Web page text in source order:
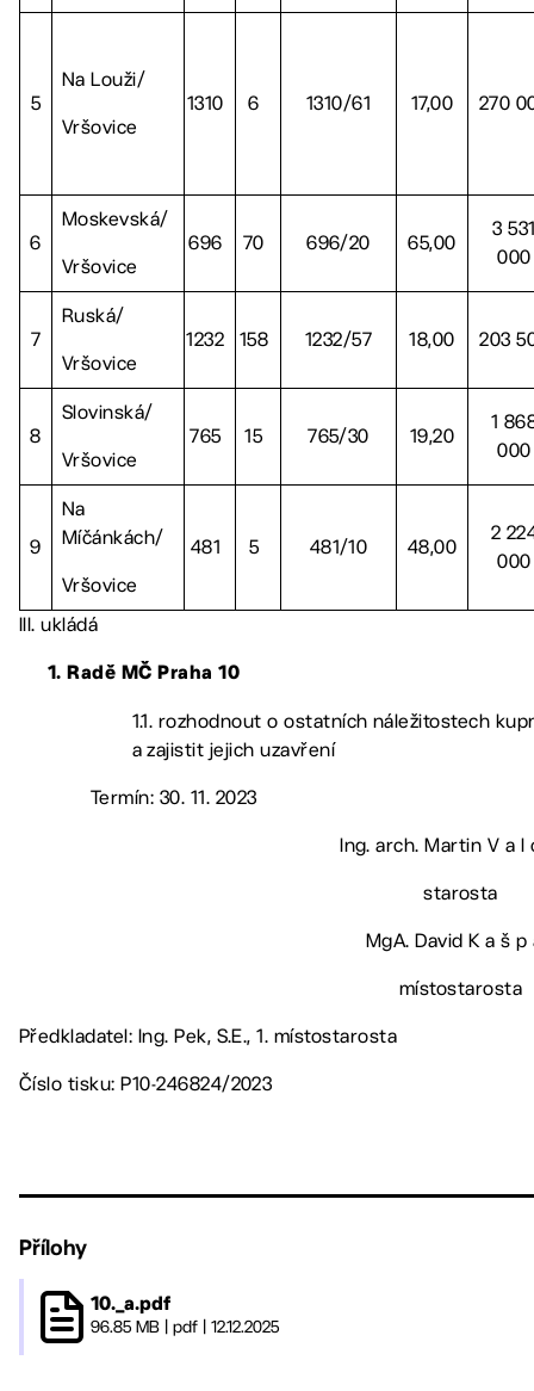
5
Na Louži/
Vršovice
1310 6 1310/61 17,00 270
6
Moskevská/
Vršovice
696 70 696/20 65,00
3
000
7
Ruská/
Vršovice
1232 158 1232/57 18,00 203
8
Slovinská/
Vršovice
765 15 765/30 19,20
1
000
9
Na
Míčánkách/
Vršovice
481 5 481/10 48,00
2
000
III. ukládá
1. Radě MČ Praha 10
1.1. rozhodnout o ostatních náležitostech
a zajistit jejich uzavření
Termín: 30. 11. 2023
Ing. arch. Martin V a l
starosta
MgA. David K a š p
místostarosta
Předkladatel: Ing. Pek, S.E., 1. místostarosta
Číslo tisku: P10-246824/2023
Přílohy
10._a.pdf
96.85 MB pdf 12.12.2025